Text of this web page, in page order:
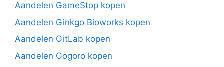
Aandelen GameStop kopen
Aandelen Ginkgo Bioworks kopen
Aandelen GitLab kopen
Aandelen Gogoro kopen